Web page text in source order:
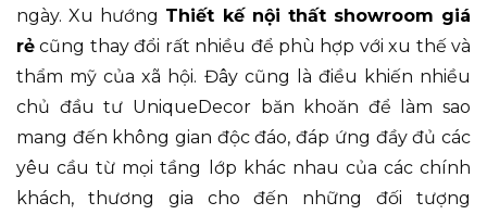
ngày. Xu hướng Thiết kế nội thất showroom giá
rẻ cũng thay đổi rất nhiều để phù hợp với xu thế và
thẩm mỹ của xã hội. Đây cũng là điều khiến nhiều
chủ đầu tư UniqueDecor băn khoăn để làm sao
mang đến không gian độc đáo, đáp ứng đầy đủ các
yêu cầu từ mọi tầng lớp khác nhau của các chính
khách, thương gia cho đến những đối tượng